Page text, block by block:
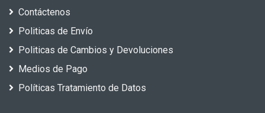
Contáctenos
Politicas de Envío
Politicas de Cambios y Devoluciones
Medios de Pago
Políticas Tratamiento de Datos